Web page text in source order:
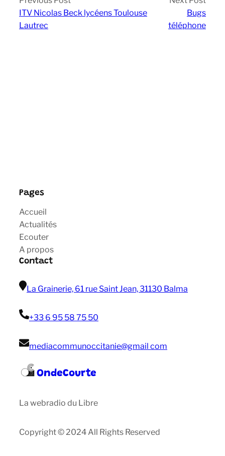
ITV Nicolas Beck lycéens Toulouse
Lautrec
Bugs
téléphone
Pages
Accueil
Actualités
Ecouter
A propos
Contact
La Grainerie, 61 rue Saint Jean, 31130 Balma
+33 6 95 58 75 50
mediacommunoccitanie@gmail com
OndeCourte
La webradio du Libre
Copyright © 2024 All Rights Reserved